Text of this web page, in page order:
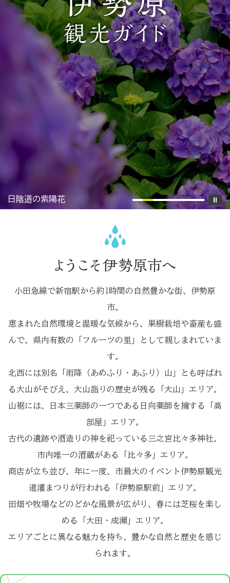
日陰道の紫陽花
串橋のひまわり
小田急線で新宿駅から約1時間の自然豊かな街、伊勢原
市。
恵まれた自然環境と温暖な気候から、果樹栽培や畜産も盛
んで、県内有数の「フルーツの里」として親しまれていま
す。
北西には別名「雨降（あめふり・あふり）山」とも呼ばれ
る大山がそびえ、大山詣りの歴史が残る「大山」エリア。
山裾には、日本三薬師の一つである日向薬師を擁する「高
部屋」エリア。
古代の遺跡や酒造りの神を祀っている三之宮比々多神社、
市内唯一の酒蔵がある「比々多」エリア。
商店が立ち並び、年に一度、市最大のイベント伊勢原観光
道灌まつりが行われる「伊勢原駅前」エリア。
田畑や牧場などのどかな風景が広がり、春には芝桜を楽し
める「大田・成瀬」エリア。
エリアごとに異なる魅力を持ち、豊かな自然と歴史を感じ
られます。